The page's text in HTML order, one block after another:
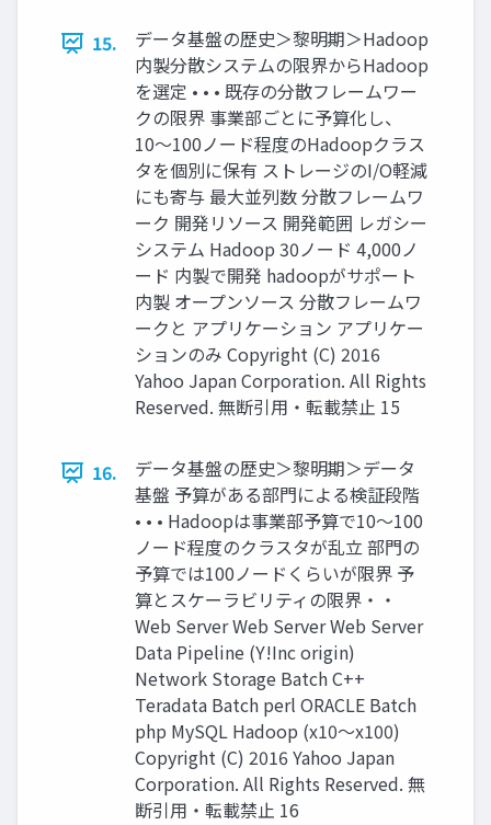
15.
データ基盤の歴史＞黎明期＞Hadoop
内製分散システムの限界からHadoop
を選定 • • • 既存の分散フレームワー
クの限界 事業部ごとに予算化し、
10〜100ノード程度のHadoopクラス
タを個別に保有 ストレージのI/O軽減
にも寄与 最大並列数 分散フレームワ
ーク 開発リソース 開発範囲 レガシー
システム Hadoop 30ノード 4,000ノ
ード 内製で開発 hadoopがサポート
内製 オープンソース 分散フレームワ
ークと アプリケーション アプリケー
ションのみ Copyright (C) 2016
Yahoo Japan Corporation. All Rights
Reserved. 無断引用・転載禁止 15
16.
データ基盤の歴史＞黎明期＞データ
基盤 予算がある部門による検証段階
• • • Hadoopは事業部予算で10〜100
ノード程度のクラスタが乱立 部門の
予算では100ノードくらいが限界 予
算とスケーラビリティの限界・・
Web Server Web Server Web Server
Data Pipeline (Y!Inc origin)
Network Storage Batch C++
Teradata Batch perl ORACLE Batch
php MySQL Hadoop (x10〜x100)
Copyright (C) 2016 Yahoo Japan
Corporation. All Rights Reserved. 無
断引用・転載禁止 16